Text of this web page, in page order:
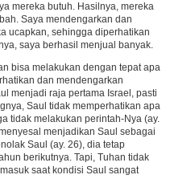
mereka butuh. Hasilnya, mereka
Saya mendengarkan dan
ucapkan, sehingga diperhatikan
saya berhasil menjual banyak.
bisa melakukan dengan tepat apa
dan mendengarkan
menjadi raja pertama Israel, pasti
Saul tidak memperhatikan apa
tidak melakukan perintah-Nya (ay.
menjadikan Saul sebagai
Saul (ay. 26), dia tetap
berikutnya. Tapi, Tuhan tidak
saat kondisi Saul sangat